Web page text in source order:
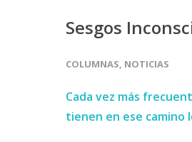
Sesgos
COLUMNAS, NOTICIAS
Cada vez más
tienen en ese camino